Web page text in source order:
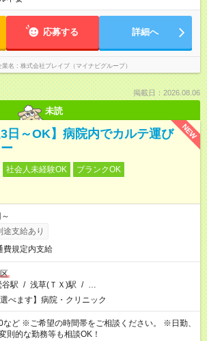
応募する 詳細へ
業名 株式会社ブレイブ（マイナビグループ）
掲載日：2026.08.06
未読
NEW
3日～OK】病院内でカルテ運び
社会人未経験OK
ブランクOK
途支給あり
費規定内支給
谷駅 / 浅草(ＴＸ)駅 / …
選べます】病院・クリニック
ださい。 ※日勤、
則的な勤務等も相談OK！